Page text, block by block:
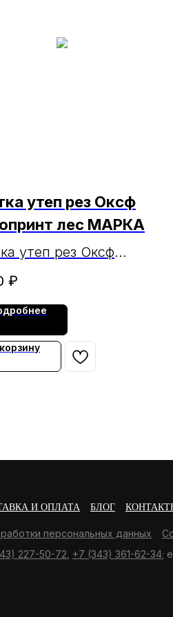
утеп рез Оксф
лес МАРКА
утеп рез Оксф
лес МАРКА
₽
И ОПЛАТА БЛОГ
персональных данных
227-50-72 +7 (343) 361-62-34;